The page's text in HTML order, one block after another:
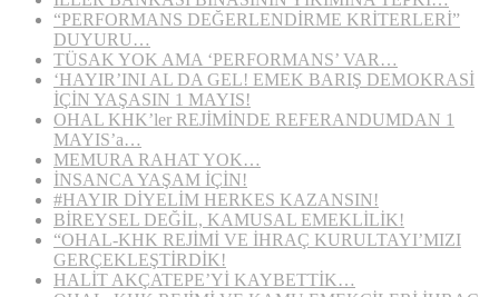
“PERFORMANS DEĞERLENDİRME KRİTERLERİ”
DUYURU…
TÜSAK YOK AMA ‘PERFORMANS’ VAR…
‘HAYIR’INI AL DA GEL! EMEK BARIŞ DEMOKRASİ
İÇİN YAŞASIN 1 MAYIS!
OHAL KHK’ler REJİMİNDE REFERANDUMDAN 1
MAYIS’a…
MEMURA RAHAT YOK…
İNSANCA YAŞAM İÇİN!
#HAYIR DİYELİM HERKES KAZANSIN!
BİREYSEL DEĞİL, KAMUSAL EMEKLİLİK!
“OHAL-KHK REJİMİ VE İHRAÇ KURULTAYI’MIZI
GERÇEKLEŞTİRDİK!
HALİT AKÇATEPE’Yİ KAYBETTİK…